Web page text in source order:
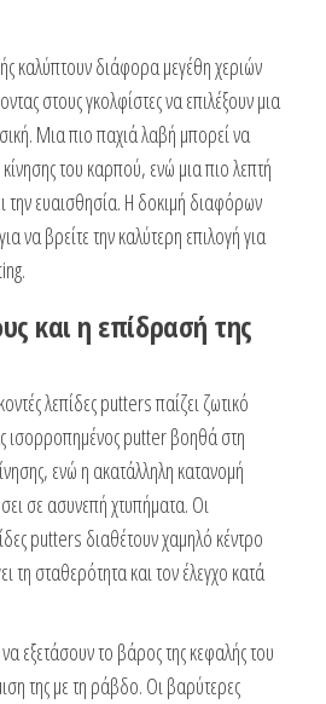
καλύπτουν διάφορα μεγέθη χεριών
στους γκολφίστες να επιλέξουν μια
Μια πιο παχιά λαβή μπορεί να
του καρπού, ενώ μια πιο λεπτή
την ευαισθησία. Η δοκιμή διαφόρων
να βρείτε την καλύτερη επιλογή για
και η επίδρασή της
λεπίδες putters παίζει ζωτικό
ισορροπημένος putter βοηθά στη
ενώ η ακατάλληλη κατανομή
σε ασυνεπή χτυπήματα. Οι
putters διαθέτουν χαμηλό κέντρο
τη σταθερότητα και τον έλεγχο κατά
εξετάσουν το βάρος της κεφαλής του
της με τη ράβδο. Οι βαρύτερες